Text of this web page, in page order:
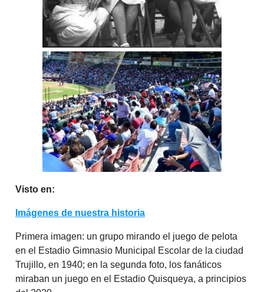
Visto en:
Imágenes de nuestra historia
Primera imagen: un grupo mirando el juego de pelota
en el Estadio Gimnasio Municipal Escolar de la ciudad
Trujillo, en 1940; en la segunda foto, los fanáticos
miraban un juego en el Estadio Quisqueya, a principios